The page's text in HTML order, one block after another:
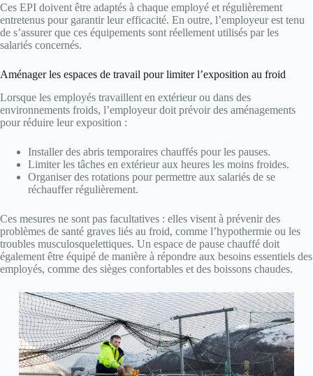
Ces EPI doivent être adaptés à chaque employé et régulièrement
entretenus pour garantir leur efficacité. En outre, l’employeur est tenu
de s’assurer que ces équipements sont réellement utilisés par les
salariés concernés.
Aménager les espaces de travail pour limiter l’exposition au froid
Lorsque les employés travaillent en extérieur ou dans des
environnements froids, l’employeur doit prévoir des aménagements
pour réduire leur exposition :
Installer des abris temporaires chauffés pour les pauses.
Limiter les tâches en extérieur aux heures les moins froides.
Organiser des rotations pour permettre aux salariés de se
réchauffer régulièrement.
Ces mesures ne sont pas facultatives : elles visent à prévenir des
problèmes de santé graves liés au froid, comme l’hypothermie ou les
troubles musculosquelettiques. Un espace de pause chauffé doit
également être équipé de manière à répondre aux besoins essentiels des
employés, comme des sièges confortables et des boissons chaudes.